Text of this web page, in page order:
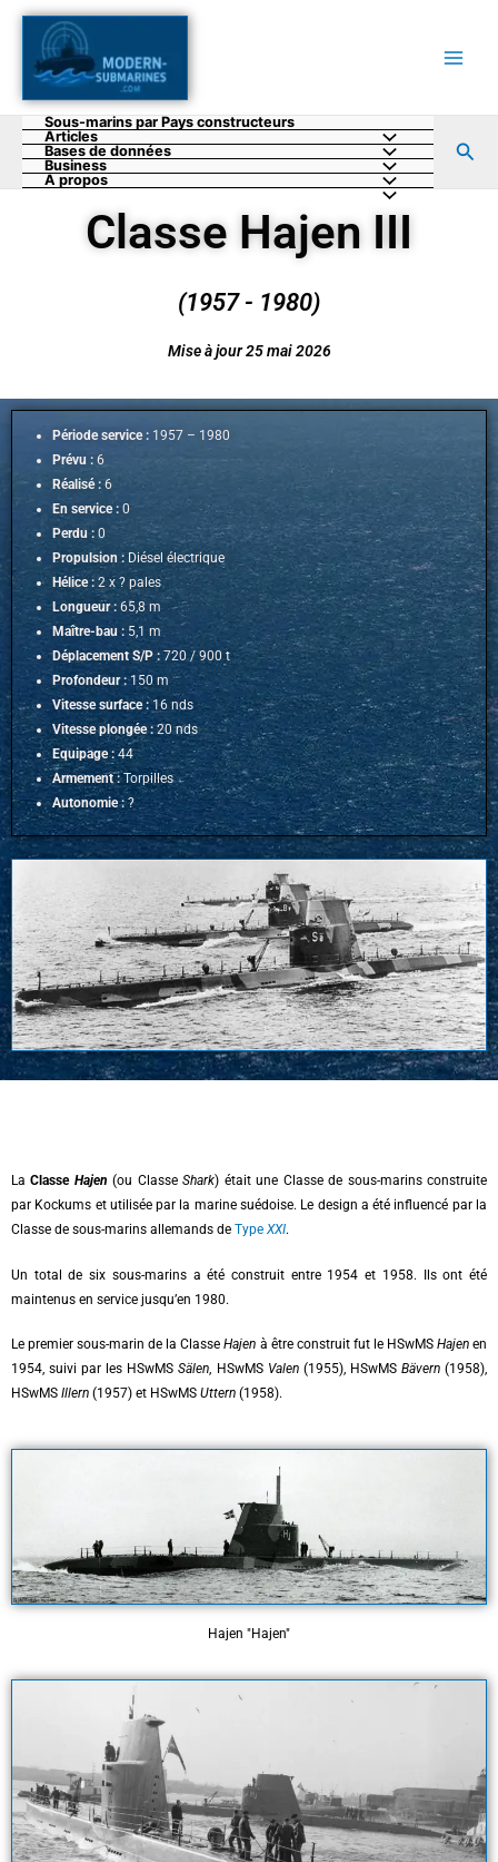
Aller
contenu
Sous-marins par Pays constructeurs
Articles
Bases de données
Business
A propos
Classe Hajen III
(1957 - 1980)
Mise à jour 25 mai 2026
Période service : 1957 – 1980
Prévu : 6
Réalisé : 6
En service : 0
Perdu : 0
Propulsion : Diésel électrique
Hélice : 2 x ? pales
Longueur :65,8 m
Maître-bau :5,1 m
Déplacement S/P : 720 / 900 t
Profondeur :150 m
Vitesse surface :16 nds
Vitesse plongée :20 nds
Equipage : 44
Armement :Torpilles
Autonomie :?
LaClasse Hajen (ou ClasseShark) était une Classe de sous-marins construite
par Kockums et utilisée par la marine suédoise. Le design a été influencé par la
Classe de sous-marins allemands de Type XXI.
Un total de six sous-marins a été construit entre 1954 et 1958. Ils ont été
maintenus en service jusqu’en 1980.
Le premier sous-marin de la ClasseHajen à être construit fut le HSwMS Hajenen
1954, suivi par les HSwMSSälen, HSwMS Valen (1955), HSwMS Bävern(1958),
HSwMS Illern (1957) et HSwMS Uttern (1958).
Hajen "Hajen"